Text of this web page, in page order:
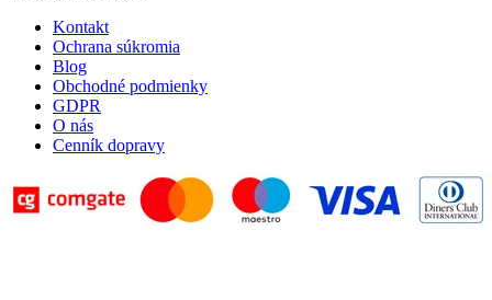
Kontakt
Ochrana súkromia
Blog
Obchodné podmienky
GDPR
O nás
Cenník dopravy